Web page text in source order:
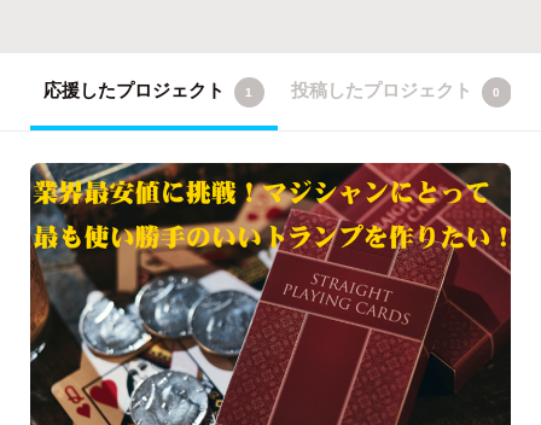
応援したプロジェクト 1 投稿したプロジェクト 0